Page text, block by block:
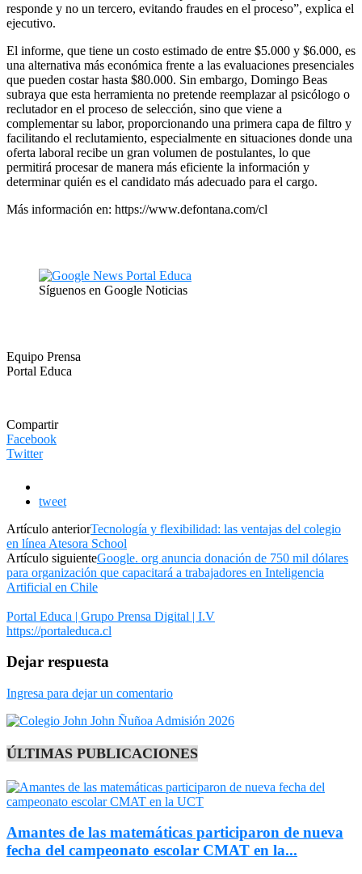
responde y no un tercero, evitando fraudes en el proceso”, explica el
ejecutivo.
El informe, que tiene un costo estimado de entre $5.000 y $6.000, es
una alternativa más económica frente a las evaluaciones presenciales
que pueden costar hasta $80.000. Sin embargo, Domingo Beas
subraya que esta herramienta no pretende reemplazar al psicólogo o
reclutador en el proceso de selección, sino que viene a
complementar su labor, proporcionando una primera capa de filtro y
facilitando el reclutamiento, especialmente en situaciones donde una
oferta laboral recibe un gran volumen de postulantes, lo que
permitirá procesar de manera más eficiente la información y
determinar quién es el candidato más adecuado para el cargo.
Más información en: https://www.defontana.com/cl
Síguenos en Google Noticias
Equipo Prensa
Portal Educa
Compartir
Facebook
Twitter
tweet
Artículo anteriorTecnología y flexibilidad: las ventajas del colegio
en línea Atesora School
Artículo siguienteGoogle. org anuncia donación de 750 mil dólares
para organización que capacitará a trabajadores en Inteligencia
Artificial en Chile
Portal Educa | Grupo Prensa Digital | I.V
https://portaleduca.cl
Dejar respuesta
Ingresa para dejar un comentario
ÚLTIMAS PUBLICACIONES
Amantes de las matemáticas participaron de nueva
fecha del campeonato escolar CMAT en la...